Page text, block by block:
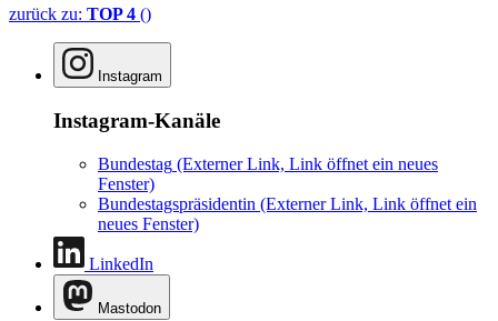
zurück zu: TOP 4 ()
Instagram
Instagram-Kanäle
Bundestag (Externer Link, Link öffnet ein neues
Fenster)
Bundestagspräsidentin (Externer Link, Link öffnet ein
neues Fenster)
LinkedIn
Mastodon